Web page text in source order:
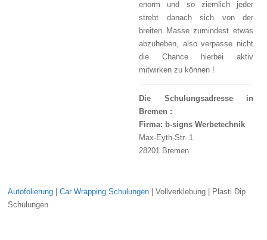
enorm und so ziemlich jeder
strebt danach sich von der
breiten Masse zumindest etwas
abzuheben, also verpasse nicht
die Chance hierbei aktiv
mitwirken zu können !
Die Schulungsadresse in
Bremen :
Firma: b-signs Werbetechnik
Max-Eyth-Str. 1
28201 Bremen
Autofolierung| Car Wrapping Schulungen| Vollverklebung | Plasti Dip
Schulungen